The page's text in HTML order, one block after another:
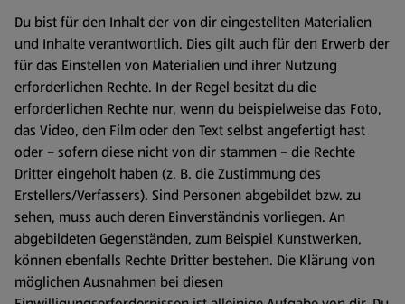
Du bist für den Inhalt der von dir eingestellten Materialien
und Inhalte verantwortlich. Dies gilt auch für den Erwerb der
für das Einstellen von Materialien und ihrer Nutzung
erforderlichen Rechte. In der Regel besitzt du die
erforderlichen Rechte nur, wenn du beispielweise das Foto,
das Video, den Film oder den Text selbst angefertigt hast
oder – sofern diese nicht von dir stammen – die Rechte
Dritter eingeholt haben (z. B. die Zustimmung des
Erstellers/Verfassers). Sind Personen abgebildet bzw. zu
sehen, muss auch deren Einverständnis vorliegen. An
abgebildeten Gegenständen, zum Beispiel Kunstwerken,
können ebenfalls Rechte Dritter bestehen. Die Klärung von
möglichen Ausnahmen bei diesen